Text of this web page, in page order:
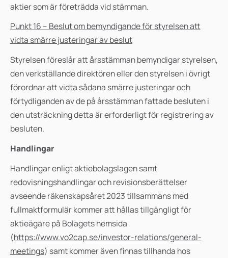
aktier som är företrädda vid stämman.
Punkt 16 – Beslut om bemyndigande för styrelsen att
vidta smärre justeringar av beslut
Styrelsen föreslår att årsstämman bemyndigar styrelsen,
den verkställande direktören eller den styrelsen i övrigt
förordnar att vidta sådana smärre justeringar och
förtydliganden av de på årsstämman fattade besluten i
den utsträckning detta är erforderligt för registrering av
besluten.
Handlingar
Handlingar enligt aktiebolagslagen samt
redovisningshandlingar och revisionsberättelser
avseende räkenskapsåret 2023 tillsammans med
fullmaktformulär kommer att hållas tillgängligt för
aktieägare på Bolagets hemsida
(https://www.vo2cap.se/investor-relations/general-
meetings) samt kommer även finnas tillhanda hos